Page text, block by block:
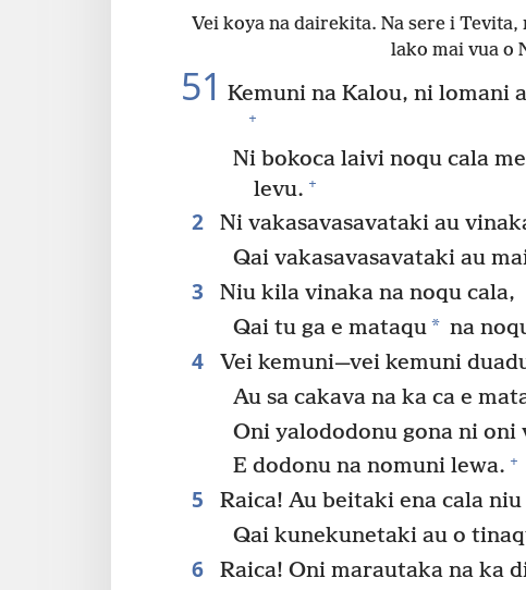
Vei koya na dairekita. Na sere i
lako mai vua o
51 Kemuni na Kalou, ni lomani
+
Ni bokoca laivi noqu cala
levu. +
2 Ni vakasavasavataki au
Qai vakasavasavataki au
3
Niu kila vinaka na noqu cala,
Qai tu ga e mataqu* na
4 Vei kemuni—vei kemuni
Au sa cakava na ka ca e
Oni yalododonu gona ni oni
E dodonu na nomuni lewa. +
5
Raica! Au beitaki ena cala niu
Qai kunekunetaki au o
6 Raica! Oni marautaka na ka